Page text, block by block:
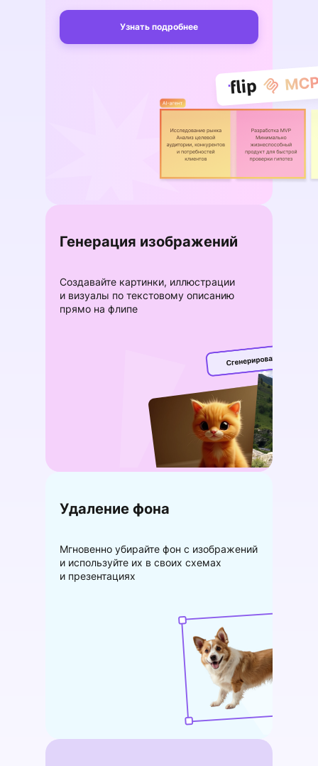
Узнать подробнее
Генерация изображений
Создавайте картинки, иллюстрации
и визуалы по текстовому описанию
прямо на флипе
Удаление фона
Мгновенно убирайте фон с изображений
и используйте их в своих схемах
и презентациях